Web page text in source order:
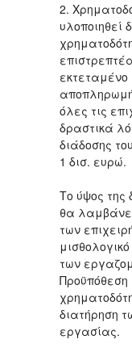
2.
υλοποιηθεί
εκτεταμένο
όλες τις
δραστικά
διάδοσης
1 δισ. ευρώ.
Το ύψος της
θα
των
των
Προϋπόθεση
διατήρηση
εργασίας.